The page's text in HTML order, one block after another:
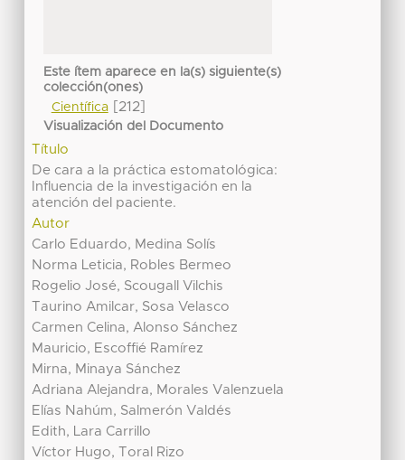
Este ítem aparece en la(s) siguiente(s)
colección(ones)
Científica[212]
Visualización del Documento
Título
De cara a la práctica estomatológica:
Influencia de la investigación en la
atención del paciente.
Autor
Carlo Eduardo, Medina Solís
Norma Leticia, Robles Bermeo
Rogelio José, Scougall Vilchis
Taurino Amilcar, Sosa Velasco
Carmen Celina, Alonso Sánchez
Mauricio, Escoffié Ramírez
Mirna, Minaya Sánchez
Adriana Alejandra, Morales Valenzuela
Elías Nahúm, Salmerón Valdés
Edith, Lara Carrillo
Víctor Hugo, Toral Rizo